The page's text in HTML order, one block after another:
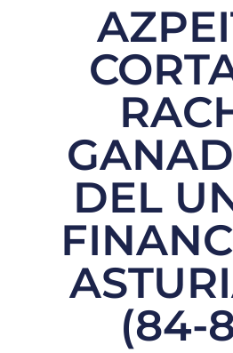
DEL
(84-